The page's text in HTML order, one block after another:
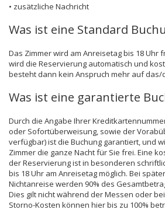
• zusätzliche Nachricht
Was ist eine Standard
Das Zimmer wird am Anreisetag bis 18 Uhr
wird die Reservierung automatisch und
besteht dann kein Anspruch mehr auf das/
Was ist eine garantierte
Durch die Angabe Ihrer
oder Sofortüberweisung, sowie der
verfügbar) ist die Buchung garantiert, und
Zimmer die ganze Nacht für Sie frei. Eine
der Reservierung ist in besonderen
bis 18 Uhr am Anreisetag möglich. Bei
Nichtanreise werden 90% des
Dies gilt nicht während der Messen oder
Storno-Kosten können hier bis zu 100%